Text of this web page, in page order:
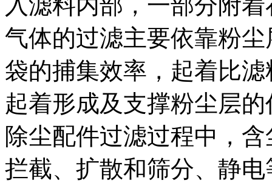
入滤料内部，一部分附
气体的过滤主要依靠粉
袋的捕集效率，起着比
起着形成及支撑粉尘层的
除尘配件过滤过程中，
拦截、扩散和筛分、静